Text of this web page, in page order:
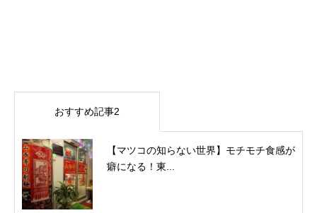
おすすめ記事2
【マツコの知らない世界】モチモチ食感が
癖になる！東...